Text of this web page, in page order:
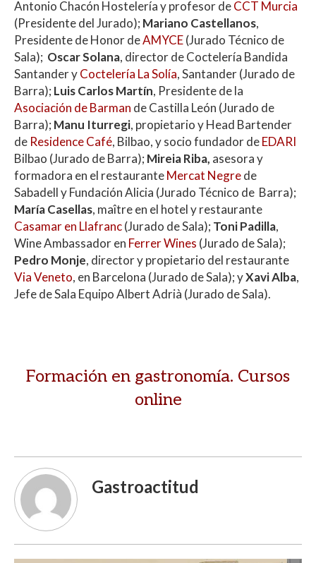
Antonio Chacón Hostelería y profesor deCCT Murcia
(Presidente del Jurado); ⁠ Mariano Castellanos,
Presidente de Honor deAMYCE(Jurado Técnico de
Sala); Oscar Solana, director de Coctelería Bandida
Santander yCoctelería La Solía, Santander (Jurado de
Barra); ⁠Luis Carlos Martín, Presidente de la
Asociación de Barman de Castilla León (Jurado de
Barra); ⁠ Manu Iturregi, propietario y Head Bartender
de Residence Café, Bilbao, y socio fundador deEDARI
Bilbao (Jurado de Barra); ⁠ Mireia Riba, asesora y
formadora en el restauranteMercat Negrede
Sabadell y Fundación Alicia (Jurado Técnico de Barra);
María Casellas, maître en el hotel y restaurante
Casamar en Llafranc(Jurado de Sala); ⁠Toni Padilla,
Wine Ambassador en Ferrer Wines (Jurado de Sala);
⁠Pedro Monje, director y propietario del restaurante
Via Veneto, en Barcelona (Jurado de Sala); y⁠Xavi Alba,
Jefe de Sala Equipo Albert Adrià (Jurado de Sala).
Formación en gastronomía. Cursos
online
Gastroactitud